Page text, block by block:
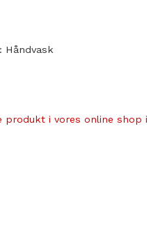
Håndvask
i vores online shop i